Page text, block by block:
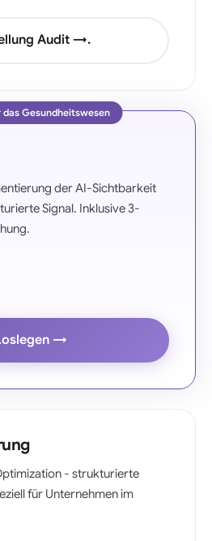
Audit →.
Gesundheitswesen
der AI-Sichtbarkeit
Signal. Inklusive 3-
→
- strukturierte
für Unternehmen im